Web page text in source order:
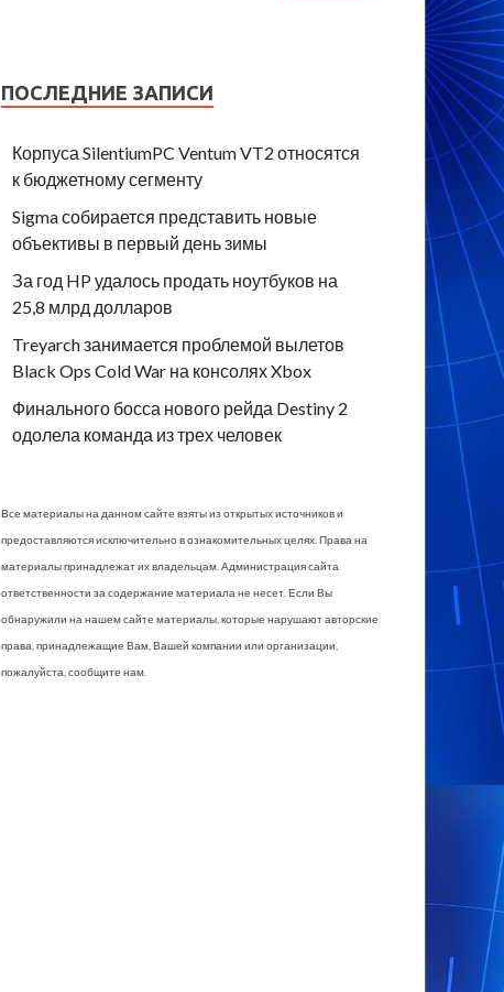
ПОСЛЕДНИЕ ЗАПИСИ
Корпуса SilentiumPC Ventum VT2 относятся
к бюджетному сегменту
Sigma собирается представить новые
объективы в первый день зимы
За год HP удалось продать ноутбуков на
25,8 млрд долларов
Treyarch занимается проблемой вылетов
Black Ops Cold War на консолях Xbox
Финального босса нового рейда Destiny 2
одолела команда из трех человек
Все материалы на данном сайте взяты из открытых источников и
предоставляются исключительно в ознакомительных целях. Права на
материалы принадлежат их владельцам. Администрация сайта
ответственности за содержание материала не несет. Если Вы
обнаружили на нашем сайте материалы, которые нарушают авторские
права, принадлежащие Вам, Вашей компании или организации,
пожалуйста, сообщите нам.